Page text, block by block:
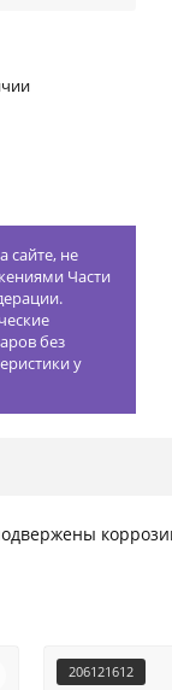
сайте, не
Части
без
у
206121612